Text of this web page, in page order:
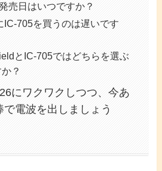
売日はいつですか？
IC-705を買うのは遅いです
とIC-705ではどちらを選ぶ
？
にワクワクしつつ、今あ
で電波を出しましょう